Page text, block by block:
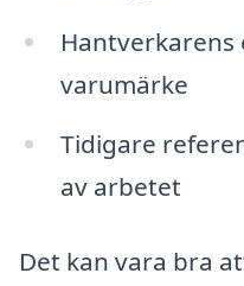
varumärke
Tidigare
av arbetet
Det kan vara bra